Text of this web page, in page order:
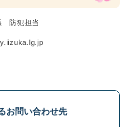
防犯担当
お問い合わせ先